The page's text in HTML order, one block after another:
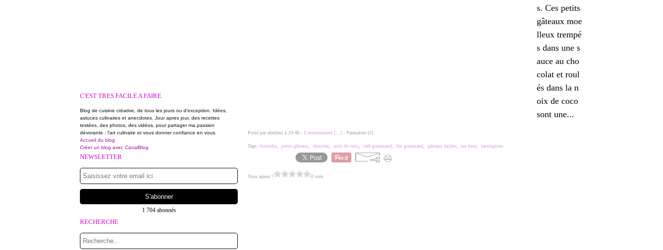
C'EST TRES FACILE A FAIRE
Blog de cuisine créative, de tous les jours ou d'exception. Idées,
astuces culinaires et anecdotes. Jour apres jour, des recettes
testées, des photos, des vidéos, pour partager ma passion
dévorante : l'art culinaire et vous donner confiance en vous.
Accueil du blog
Créer un blog avec CanalBlog
NEWSLETTER
1 704 abonnés
RECHERCHE
s. Ces petits
gâteaux moe
lleux trempé
s dans une s
auce au cho
colat et roul
és dans la n
oix de coco
sont une...
Posté par afonlavi à 10:48 - Commentaires [ ] - Permalien [#]
Tags: Australie petits gâteaux chocolat noix de coco café gourmand thé gourmand gâteaux faciles tea time lamingtons
Vous aimez ? 0 vote